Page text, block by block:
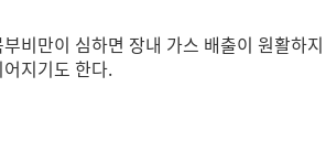
비만이 심하면 장내 가스 배출이 원활하
지기도 한다.